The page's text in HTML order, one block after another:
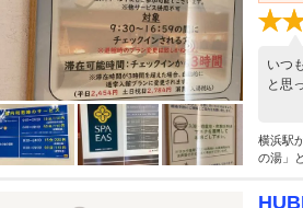
いつ
と思
横浜駅
の湯」